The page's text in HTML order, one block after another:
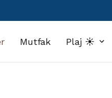
Mutfak Plaj ☀️